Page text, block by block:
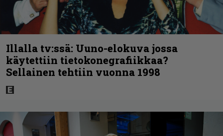
Illalla tv:ssä: Uuno-elokuva jossa
käytettiin tietokonegrafiikkaa?
Sellainen tehtiin vuonna 1998